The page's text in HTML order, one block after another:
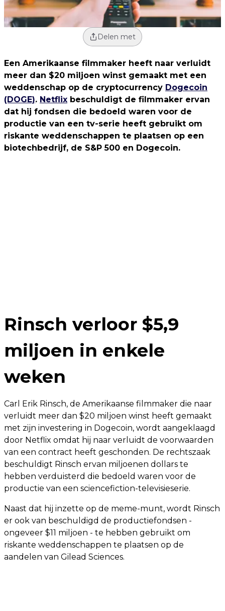
Delen met
Een Amerikaanse filmmaker heeft naar verluidt
meer dan $20 miljoen winst gemaakt met een
weddenschap op de cryptocurrency Dogecoin
(DOGE). Netflix beschuldigt de filmmaker ervan
dat hij fondsen die bedoeld waren voor de
productie van een tv-serie heeft gebruikt om
riskante weddenschappen te plaatsen op een
biotechbedrijf, de S&P 500 en Dogecoin.
Rinsch verloor $5,9
miljoen in enkele
weken
Carl Erik Rinsch, de Amerikaanse filmmaker die naar
verluidt meer dan $20 miljoen winst heeft gemaakt
met zijn investering in Dogecoin, wordt aangeklaagd
door Netflix omdat hij naar verluidt de voorwaarden
van een contract heeft geschonden. De rechtszaak
beschuldigt Rinsch ervan miljoenen dollars te
hebben verduisterd die bedoeld waren voor de
productie van een sciencefiction-televisieserie.
Naast dat hij inzette op de meme-munt, wordt Rinsch
er ook van beschuldigd de productiefondsen -
ongeveer $11 miljoen - te hebben gebruikt om
riskante weddenschappen te plaatsen op de
aandelen van Gilead Sciences.